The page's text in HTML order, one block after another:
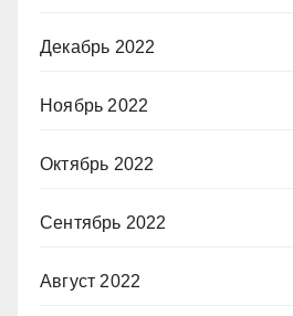
Декабрь 2022
Ноябрь 2022
Октябрь 2022
Сентябрь 2022
Август 2022